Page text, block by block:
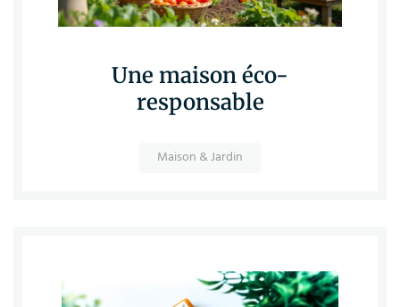
Une maison éco-
responsable
Maison & Jardin